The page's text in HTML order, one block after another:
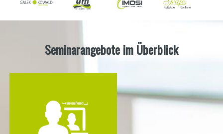
Seminarangebote im Überblick